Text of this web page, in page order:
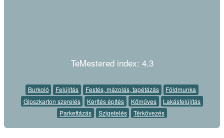
TeMestered index: 4.3
Burkoló Felújítás Festés, mázolás, tapétázás
Földmunka
Gipszkarton szerelés
Kerítés építés Kőműves
Lakásfelújítás
Parkettázás
Szigetelés Térkövezés